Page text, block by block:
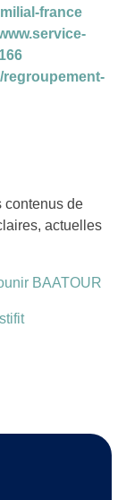
france
regroupement-
contenus de
actuelles
BAATOUR